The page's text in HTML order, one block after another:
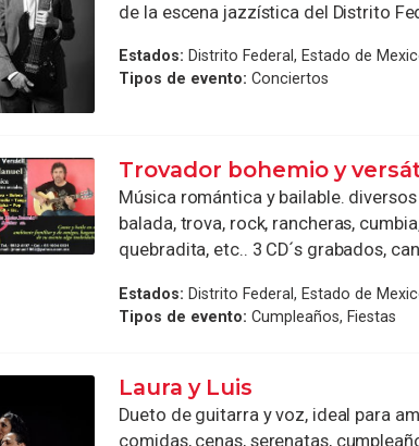
de la escena jazzística del Distrito
Estados: Distrito Federal, Estado de
Tipos de evento: Conciertos
Trovador bohemio y
Música romántica y bailable.
balada, trova, rock, rancheras,
quebradita, etc.. 3 CD´s grabados,
Estados: Distrito Federal, Estado de
Tipos de evento: Cumpleaños, Fiestas
Laura y Luis
Dueto de guitarra y voz, ideal para
comidas, cenas, serenatas,